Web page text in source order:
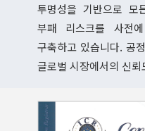
투명성을 기반으로 모
부패 리스크를 사전
구축하고 있습니다. 공
글로벌 시장에서의 신